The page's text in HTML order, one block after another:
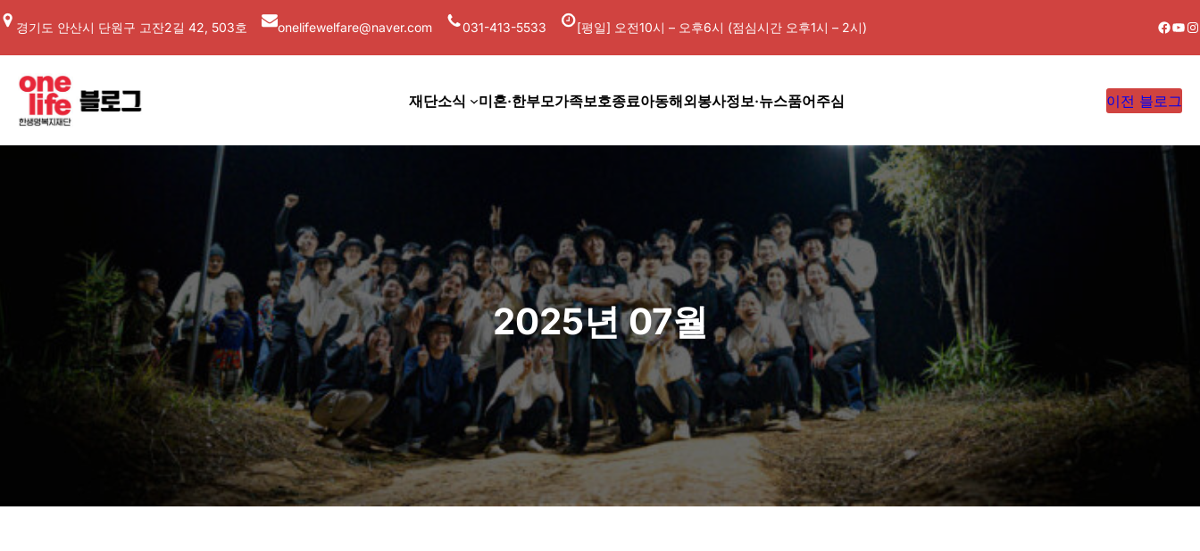
콘
로
경기도 안산시 단원구 고잔2길 42, 503호 onelifewelfare@naver.com 031-413-5533 [평일] 오전10시 – 오후6시 (점심시간 오후1시 – 2시)
재단소식 미혼·한부모가족보호종료아동해외봉사정보·뉴스품어주심 이전 블로그
2025년 07월